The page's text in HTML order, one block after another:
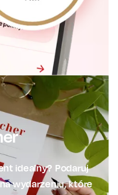
idealny? Podaruj
wydarzeniu, które